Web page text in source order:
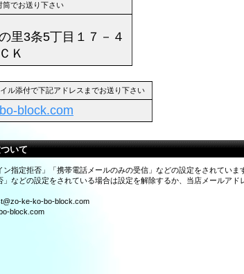
筒でお送り下さい
里3条5丁目１７－４
Ｋ
ル添付で下記アドレスまでお送り下さい
block.com
いて
ン指定拒否」「携帯電話メールのみの受信」などの設定をされていま
」などの設定をされている場合は設定を解除するか、当店メールア
ke-ko-bo-block.com
block.com